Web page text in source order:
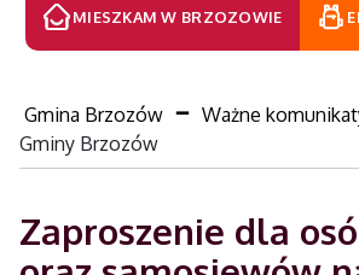
MIESZKAM W BRZOZOWIE
Gmina Brzozów Ważne
Gminy Brzozów
Zaproszenie dla